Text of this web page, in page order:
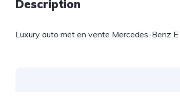
Description
Luxury auto met en vente Mercedes-Benz